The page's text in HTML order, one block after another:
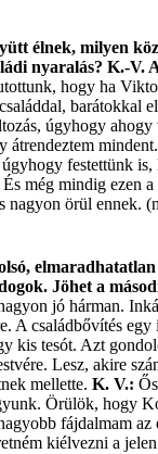
élnek, milyen
nyaralás? K.-V.
hogy ha
barátokkal
úgyhogy
átrendeztem
festettünk
még mindig ezen
nagyon örül ennek.
elmaradhatatlan
Jöhet a
jó hárman.
A családbővítés egy
kis tesót. Azt
Lesz, akire
mellette. K. V.:
­Örülök, hogy
fájdalmam az
kiélvezni a